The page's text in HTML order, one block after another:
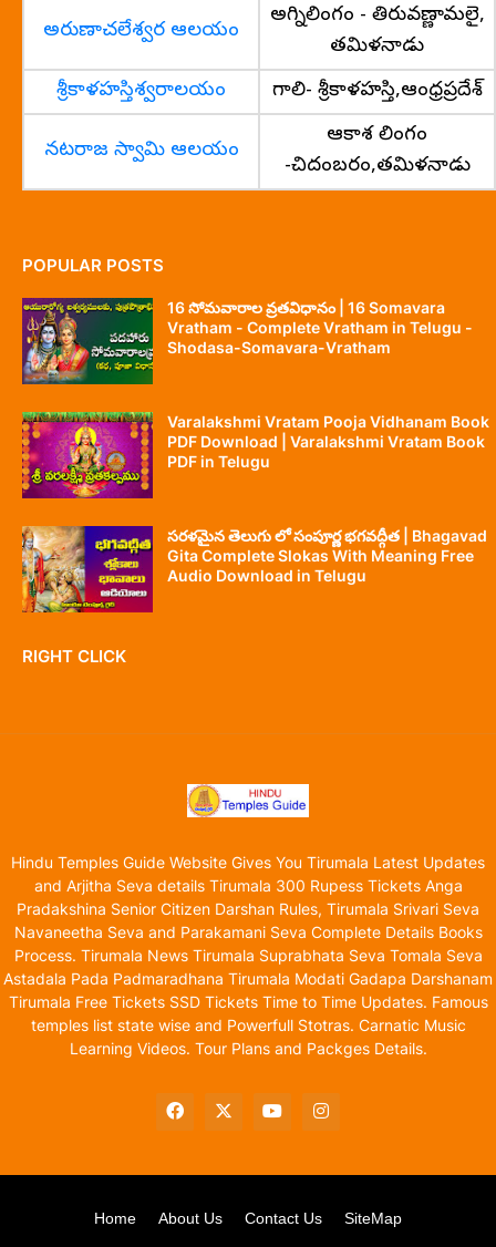
అరుణాచలేశ్వర ఆలయం
అగ్నిలింగం - తిరువణ్ణామలై,
తమిళనాడు
శ్రీకాళహస్తిశ్వరాలయం
గాలి- శ్రీకాళహస్తి,ఆంధ్రప్రదేశ్
నటరాజ స్వామి ఆలయం
ఆకాశ లింగం
-చిదంబరం,తమిళనాడు
POPULAR POSTS
16 సోమవారాల వ్రతవిధానం | 16 Somavara
Vratham - Complete Vratham in Telugu -
Shodasa-Somavara-Vratham
Varalakshmi Vratam Pooja Vidhanam Book
PDF Download | Varalakshmi Vratam Book
PDF in Telugu
సరళమైన తెలుగు లో సంపూర్ణ భగవద్గీత | Bhagavad
Gita Complete Slokas With Meaning Free
Audio Download in Telugu
RIGHT CLICK
Hindu Temples Guide Website Gives You Tirumala Latest Updates
and Arjitha Seva details Tirumala 300 Rupess Tickets Anga
Pradakshina Senior Citizen Darshan Rules, Tirumala Srivari Seva
Navaneetha Seva and Parakamani Seva Complete Details Books
Process. Tirumala News Tirumala Suprabhata Seva Tomala Seva
Astadala Pada Padmaradhana Tirumala Modati Gadapa Darshanam
Tirumala Free Tickets SSD Tickets Time to Time Updates. Famous
temples list state wise and Powerfull Stotras. Carnatic Music
Learning Videos. Tour Plans and Packges Details.
Home About Us Contact Us SiteMap